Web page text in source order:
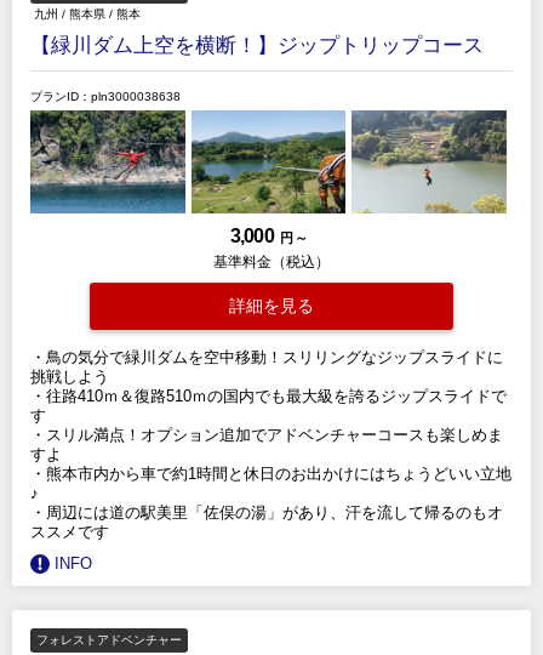
九州 / 熊本県 / 熊本
【緑川ダム上空を横断！】ジップトリップコース
プランID：pln3000038638
3,000 円 ～
基準料金（税込）
詳細を見る
・鳥の気分で緑川ダムを空中移動！スリリングなジップスライドに
挑戦しよう
・往路410ｍ＆復路510ｍの国内でも最大級を誇るジップスライドで
す
・スリル満点！オプション追加でアドベンチャーコースも楽しめま
すよ
・熊本市内から車で約1時間と休日のお出かけにはちょうどいい立地
♪
・周辺には道の駅美里「佐俣の湯」があり、汗を流して帰るのもオ
ススメです
INFO
フォレストアドベンチャー